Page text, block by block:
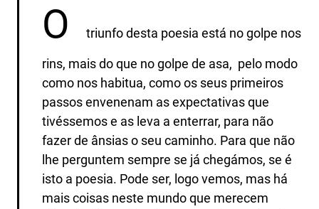
O triunfo desta poesia está no golpe nos
rins, mais do que no golpe de asa, pelo modo
como nos habitua, como os seus primeiros
passos envenenam as expectativas que
tivéssemos e as leva a enterrar, para não
fazer de ânsias o seu caminho. Para que não
lhe perguntem sempre se já chegámos, se é
isto a poesia. Pode ser, logo vemos, mas há
mais coisas neste mundo que merecem